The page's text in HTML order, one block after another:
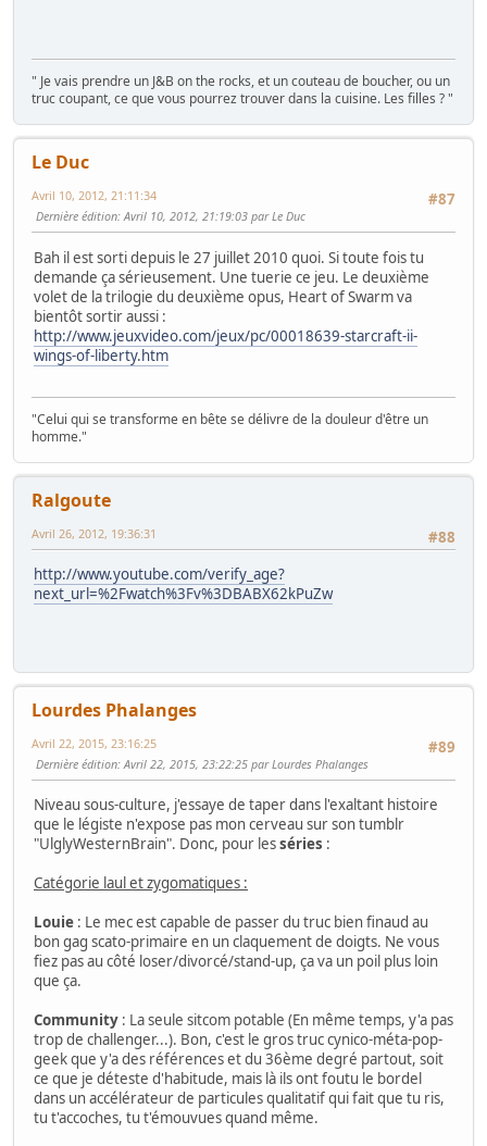
" Je vais prendre un J&B on the rocks, et un couteau de boucher, ou un
truc coupant, ce que vous pourrez trouver dans la cuisine. Les filles ? "
Le Duc
#87
Avril 10, 2012, 21:11:34
Dernière édition: Avril 10, 2012, 21:19:03 par Le Duc
Bah il est sorti depuis le 27 juillet 2010 quoi. Si toute fois tu
demande ça sérieusement. Une tuerie ce jeu. Le deuxième
volet de la trilogie du deuxième opus, Heart of Swarm va
bientôt sortir aussi :
http://www.jeuxvideo.com/jeux/pc/00018639-starcraft-ii-
wings-of-liberty.htm
"Celui qui se transforme en bête se délivre de la douleur d'être un
homme."
Ralgoute
#88
Avril 26, 2012, 19:36:31
http://www.youtube.com/verify_age?
next_url=%2Fwatch%3Fv%3DBABX62kPuZw
Lourdes Phalanges
#89
Avril 22, 2015, 23:16:25
Dernière édition: Avril 22, 2015, 23:22:25 par Lourdes Phalanges
Niveau sous-culture, j'essaye de taper dans l'exaltant histoire
que le légiste n'expose pas mon cerveau sur son tumblr
"UlglyWesternBrain". Donc, pour lesséries :
Catégorie laul et zygomatiques :
Louie : Le mec est capable de passer du truc bien finaud au
bon gag scato-primaire en un claquement de doigts. Ne vous
fiez pas au côté loser/divorcé/stand-up, ça va un poil plus loin
que ça.
Community : La seule sitcom potable (En même temps, y'a pas
trop de challenger...). Bon, c'est le gros truc cynico-méta-pop-
geek que y'a des références et du 36ème degré partout, soit
ce que je déteste d'habitude, mais là ils ont foutu le bordel
dans un accélérateur de particules qualitatif qui fait que tu ris,
tu t'accoches, tu t'émouvues quand même.